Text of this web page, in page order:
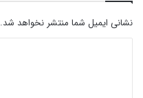
نشانی ایمیل شما منتشر نخواهد شد.